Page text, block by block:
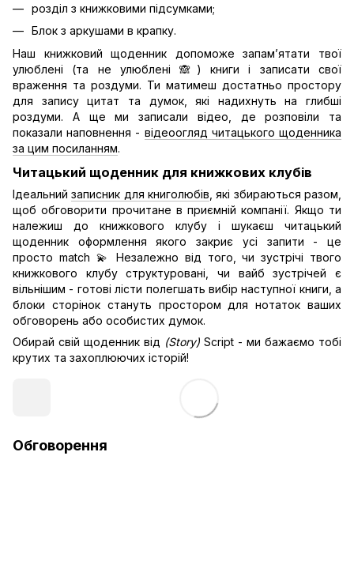
розділ з книжковими підсумками;
Блок з аркушами в крапку.
Наш книжковий щоденник допоможе запам’ятати твої
улюблені (та не улюблені 🙈) книги і записати свої
враження та роздуми. Ти матимеш достатньо простору
для запису цитат та думок, які надихнуть на глибші
роздуми. А ще ми записали відео, де розповіли та
показали наповнення - відеоогляд читацького щоденника
за цим посиланням.
Читацький щоденник для книжкових клубів
Ідеальнийзаписник для книголюбів , які збираються разом,
щоб обговорити прочитане в приємній компанії. Якщо ти
належиш до книжкового клубу і шукаєш читацький
щоденник оформлення якого закриє усі запити - це
просто match 💫 Незалежно від того, чи зустрічі твого
книжкового клубу структуровані, чи вайб зустрічей є
вільнішим - готові лісти полегшать вибір наступної книги, а
блоки сторінок стануть простором для нотаток ваших
обговорень або особистих думок.
Обирай свій щоденник від (Story) Script - ми бажаємо тобі
крутих та захоплюючих історій!
Обговорення